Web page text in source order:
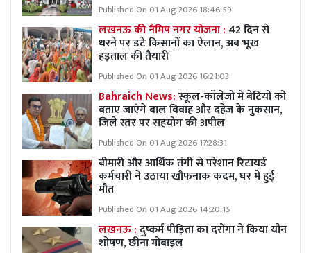
Published On 01 Aug 2026 18:46:59
लखनऊ की नैमिष नगर योजना : 42 दिन से
धरने पर डटे किसानों का ऐलान, अब भूख
हड़ताल की तैयारी
Published On 01 Aug 2026 16:21:03
Bahraich News:स्कूल-कॉलेजों में बेटियों को
बताए जाएंगे बाल विवाह और दहेज के नुकसान,
जिले स्तर पर सहयोग की अपील
Published On 01 Aug 2026 17:28:31
बीमारी और आर्थिक तंगी से परेशान रिटायर्ड
कर्मचारी ने उठाया खौफनाक कदम, घर में हुई
मौत
Published On 01 Aug 2026 14:20:15
लखनऊ :दुष्कर्म पीड़िता का दरोगा ने किया यौन
शोषण, छीना मोबाइल